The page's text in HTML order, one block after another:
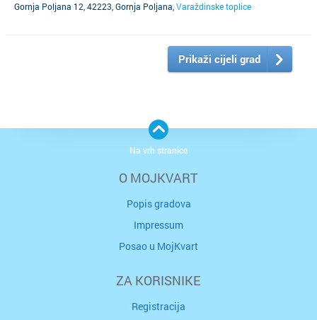
Gornja Poljana 12, 42223, Gornja Poljana Varaždinske toplice
Prikaži cijeli grad
O MOJKVART
Popis gradova
Impressum
Posao u MojKvart
ZA KORISNIKE
Registracija
Na vrh stranice